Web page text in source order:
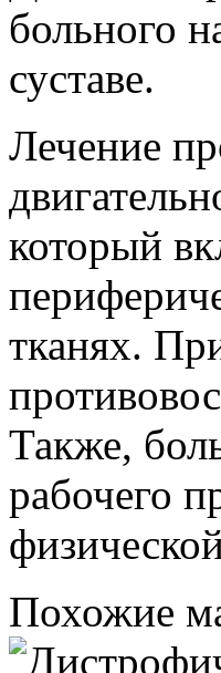
больного
суставе.
Лечение
который
тканях.
Также,
рабочего
Похожие